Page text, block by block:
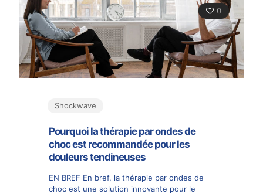
0
Shockwave
Pourquoi la thérapie par ondes de
choc est recommandée pour les
douleurs tendineuses
EN BREF En bref, la thérapie par ondes de
choc est une solution innovante pour le